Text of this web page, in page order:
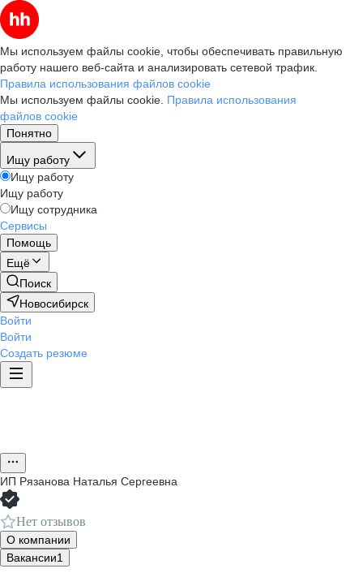
Мы используем файлы cookie, чтобы обеспечивать правильную
работу нашего веб-сайта и анализировать сетевой трафик.
Правила использования файлов cookie
Мы используем файлы cookie. Правила использования
файлов cookie
Понятно
Ищу работу
Ищу работу
Ищу работу
Ищу сотрудника
Сервисы
Помощь
Ещё
Поиск
Новосибирск
Войти
Войти
Создать резюме
ИП Рязанова Наталья Сергеевна
Нет отзывов
О компании
Вакансии1